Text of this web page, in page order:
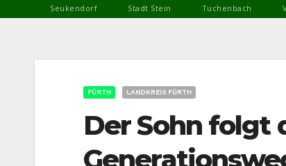
Seukendorf Stadt Stein Tuchenbach
FÜRTH LANDKREIS FÜRTH
Der Sohn folgt